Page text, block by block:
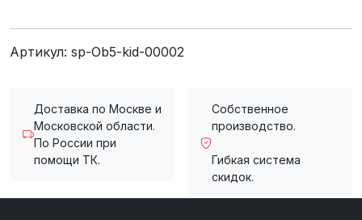
Артикул: sp-Ob5-kid-00002
Доставка по Москве и
Московской области.
По России при
помощи ТК.
Собственное
производство.
Гибкая система
скидок.